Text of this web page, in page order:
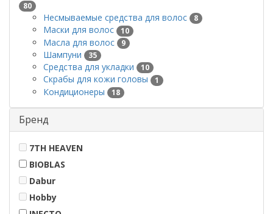
80
Несмываемые средства для волос 8
Маски для волос 10
Масла для волос 9
Шампуни 35
Средства для укладки 10
Скрабы для кожи головы 1
Кондиционеры 18
Бренд
7TH HEAVEN
BIOBLAS
Dabur
Hobby